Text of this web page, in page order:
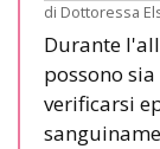
di Dottoressa
Durante
possono
verificarsi